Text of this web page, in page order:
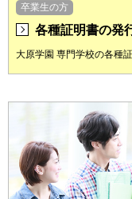
卒業生の方
各種証明書の発
大原学園 専門学校の各種